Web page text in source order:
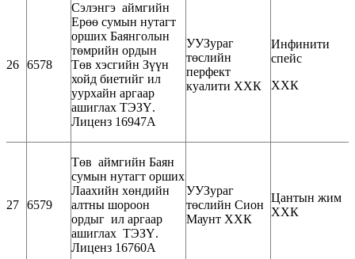
26 6578
Сэлэнгэ аймгийн
Ерөө сумын нутагт
орших Баянголын
төмрийн ордын
Төв хэсгийн Зүүн
хойд биетийг ил
уурхайн аргаар
ашиглах ТЭЗҮ.
Лиценз 16947А
УУЗураг
төслийн
перфект
куалити ХХК
Инфинити
спейс
ХХК
27 6579
Төв аймгийн Баян
сумын нутагт орших
Лаахийн хөндийн
алтны шороон
ордыг ил аргаар
ашиглах ТЭЗҮ.
Лиценз 16760А
УУЗураг
төслийн Сион
Маунт ХХК
Цантын жим
ХХК